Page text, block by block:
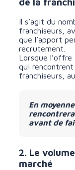
Il s’agit du
franchiseurs,
que l’apport
recrutement.
Lorsque l’offre
qui
franchiseurs,
En
avant de
2. Le
marché